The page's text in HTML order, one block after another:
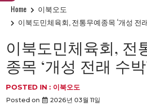
Home
이북오도
이북도민체육회, 전통무예종목 ‘개성 전
이북도민체육회, 전
종목 ‘개성 전래 수
POSTED IN : 이북오도
Posted on 2026년 03월 11일